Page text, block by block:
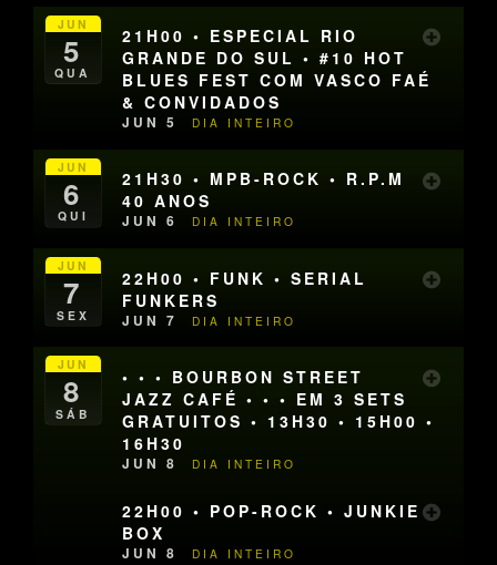
JUN
5
QUA
21H00 • ESPECIAL RIO
GRANDE DO SUL • #10 HOT
BLUES FEST COM VASCO FAÉ
& CONVIDADOS
JUN 5 DIA INTEIRO
JUN
6
QUI
21H30 • MPB-ROCK • R.P.M
40 ANOS
JUN 6 DIA INTEIRO
JUN
7
SEX
22H00 • FUNK • SERIAL
FUNKERS
JUN 7 DIA INTEIRO
JUN
8
SÁB
• • • BOURBON STREET
JAZZ CAFÉ • • • EM 3 SETS
GRATUITOS • 13H30 • 15H00 •
16H30
JUN 8 DIA INTEIRO
22H00 • POP-ROCK • JUNKIE
BOX
JUN 8 DIA INTEIRO